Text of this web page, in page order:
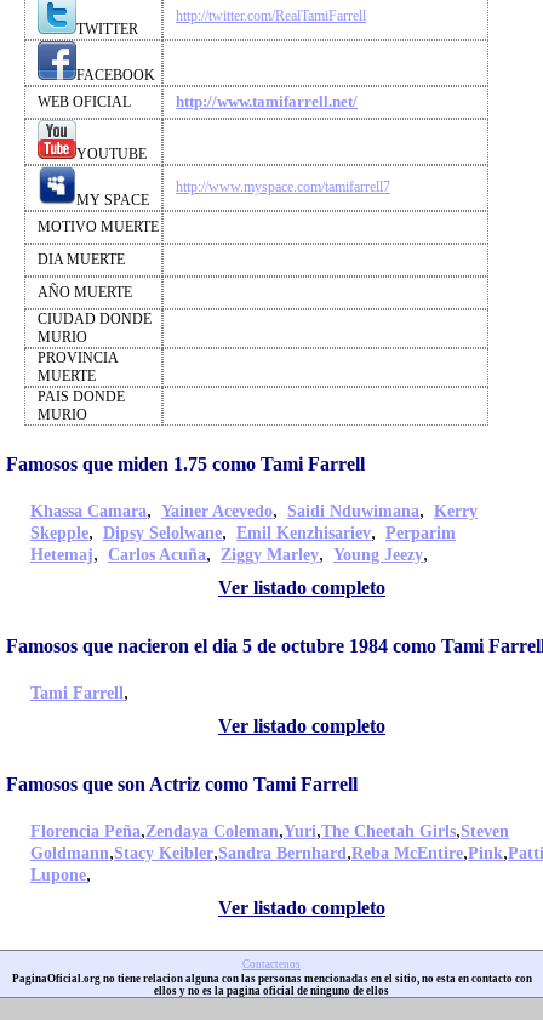
TWITTER
http://twitter.com/RealTamiFarrell
FACEBOOK
WEB OFICIAL
http://www.tamifarrell.net/
YOUTUBE
MY SPACE
http://www.myspace.com/tamifarrell7
MOTIVO MUERTE
DIA MUERTE
AÑO MUERTE
CIUDAD DONDE
MURIO
PROVINCIA
MUERTE
PAIS DONDE
MURIO
Famosos que miden 1.75 como Tami Farrell
Khassa Camara, Yainer Acevedo, Saidi Nduwimana, Kerry
Skepple, Dipsy Selolwane, Emil Kenzhisariev, Perparim
Hetemaj, Carlos Acuña, Ziggy Marley, Young Jeezy,
Ver listado completo
Famosos que nacieron el dia 5 de octubre 1984 como Tami
Tami Farrell,
Ver listado completo
Famosos que son Actriz como Tami Farrell
Florencia Peña,Zendaya Coleman,Yuri,The Cheetah Girls,Steven
Goldmann,Stacy Keibler,Sandra Bernhard,Reba McEntire,Pink,Patti
Lupone,
Ver listado completo
Contactenos
PaginaOficial.org no tiene relacion alguna con las personas mencionadas en el sitio, no esta en contacto con
ellos y no es la pagina oficial de ninguno de ellos